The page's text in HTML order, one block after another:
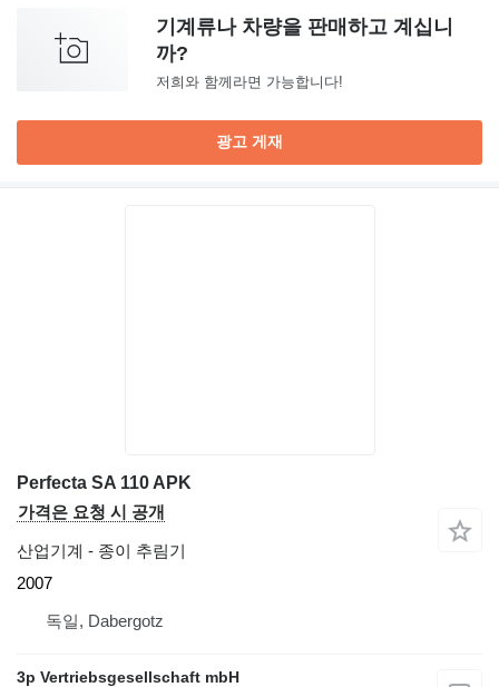
기계류나 차량을 판매하고 계십니
까?
저희와 함께라면 가능합니다!
광고 게재
Perfecta SA 110 APK
가격은 요청 시 공개
산업기계 - 종이 추림기
2007
독일, Dabergotz
3p Vertriebsgesellschaft mbH